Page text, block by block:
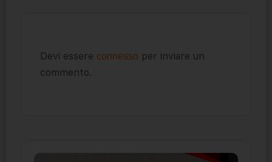
Devi essere connesso per inviare un
commento.